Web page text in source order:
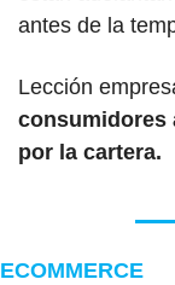
antes de la
Lección
consumidores
por la cartera.
ECOMMERCE